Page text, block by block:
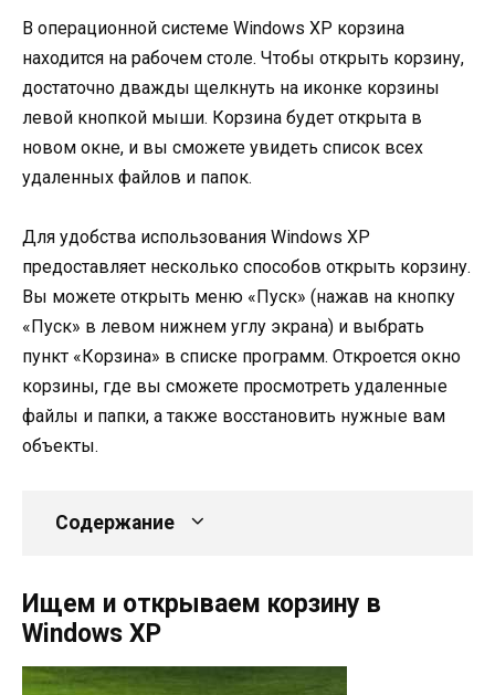
В операционной системе Windows XP корзина
находится на рабочем столе. Чтобы открыть корзину,
достаточно дважды щелкнуть на иконке корзины
левой кнопкой мыши. Корзина будет открыта в
новом окне, и вы сможете увидеть список всех
удаленных файлов и папок.
Для удобства использования Windows XP
предоставляет несколько способов открыть корзину.
Вы можете открыть меню «Пуск» (нажав на кнопку
«Пуск» в левом нижнем углу экрана) и выбрать
пункт «Корзина» в списке программ. Откроется окно
корзины, где вы сможете просмотреть удаленные
файлы и папки, а также восстановить нужные вам
объекты.
Содержание
Ищем и открываем корзину в
Windows XP